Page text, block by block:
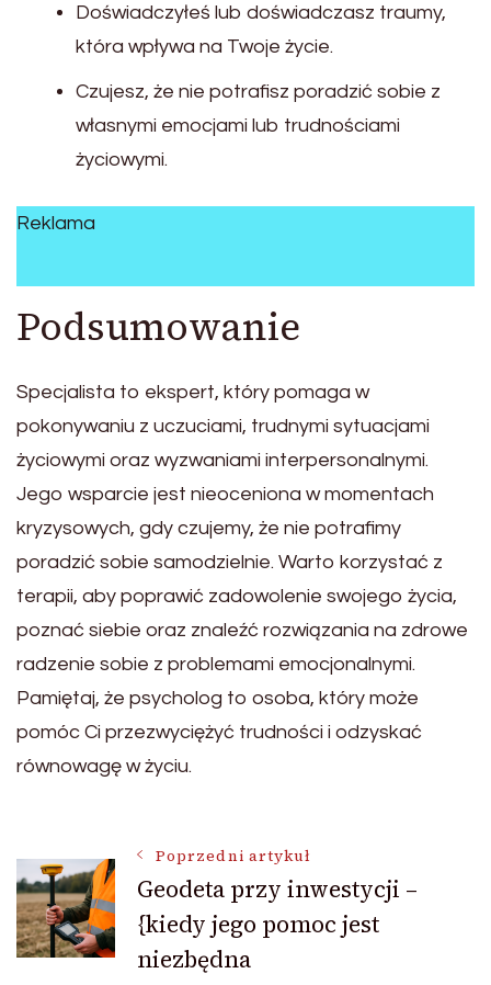
Doświadczyłeś lub doświadczasz traumy,
która wpływa na Twoje życie.
Czujesz, że nie potrafisz poradzić sobie z
własnymi emocjami lub trudnościami
życiowymi.
Reklama
Podsumowanie
Specjalista to ekspert, który pomaga w
pokonywaniu z uczuciami, trudnymi sytuacjami
życiowymi oraz wyzwaniami interpersonalnymi.
Jego wsparcie jest nieoceniona w momentach
kryzysowych, gdy czujemy, że nie potrafimy
poradzić sobie samodzielnie. Warto korzystać z
terapii, aby poprawić zadowolenie swojego życia,
poznać siebie oraz znaleźć rozwiązania na zdrowe
radzenie sobie z problemami emocjonalnymi.
Pamiętaj, że psycholog to osoba, który może
pomóc Ci przezwyciężyć trudności i odzyskać
równowagę w życiu.
Nawigacja
wpisu
Poprzedni artykuł
Geodeta przy inwestycji –
{kiedy jego pomoc jest
niezbędna